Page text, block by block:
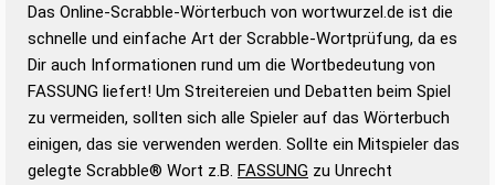
Wortwurzel liefert mit Hilfe eines semantischen
Wortanalyse-Algorithmus gute Anhaltspunkte zu
Wortbedeutung, Worttrennung und Wortform, um die
Gültigkeit eines Wortes für das Scrabble-Spiel zu
bestimmen!
zugelassene Turnier Scrabble-
Wörterbücher sind:
Das Online-Scrabble-Wörterbuch von wortwurzel.de ist die
schnelle und einfache Art der Scrabble-Wortprüfung, da es
Dir auch Informationen rund um die Wortbedeutung von
FASSUNG liefert! Um Streitereien und Debatten beim Spiel
zu vermeiden, sollten sich alle Spieler auf das Wörterbuch
einigen, das sie verwenden werden. Sollte ein Mitspieler das
gelegte Scrabble® Wort z.B. FASSUNG zu Unrecht